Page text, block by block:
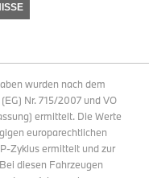
wurden nach dem
Nr. 715/2007 und VO
ermittelt. Die Werte
europarechtlichen
Zyklus ermittelt und zur
diesen Fahrzeugen